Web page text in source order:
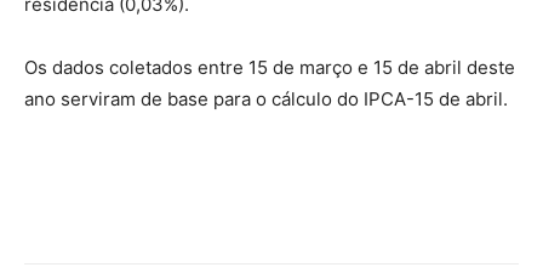
Os dados coletados entre 15 de março e 15 de abril deste
ano serviram de base para o cálculo do IPCA-15 de abril.